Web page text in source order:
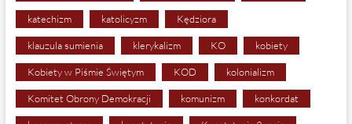
katechizm katolicyzm Kędziora
klauzula sumienia klerykalizm KO kobiety
Kobiety w Piśmie Świętym KOD kolonializm
Komitet Obrony Demokracji komunizm konkordat